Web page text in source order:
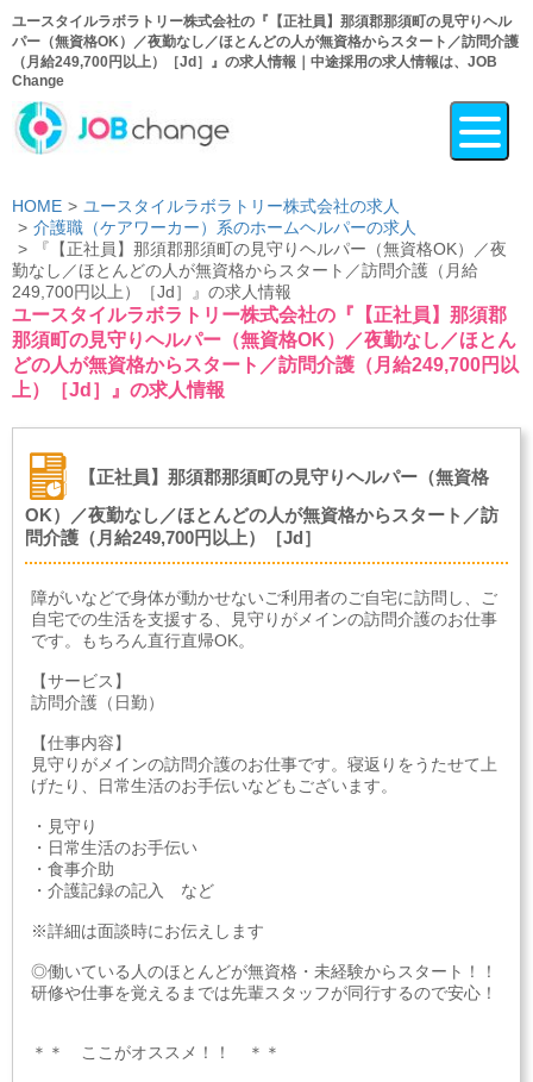
ユースタイルラボラトリー株式会社の『【正社員】那須郡那須町の見守りヘル
パー（無資格OK）／夜勤なし／ほとんどの人が無資格からスタート／訪問介護
（月給249,700円以上）［Jd］』の求人情報｜中途採用の求人情報は、JOB
Change
HOME
ユースタイルラボラトリー株式会社の求人
介護職（ケアワーカー）系のホームヘルパーの求人
『【正社員】那須郡那須町の見守りヘルパー（無資格OK）／夜
勤なし／ほとんどの人が無資格からスタート／訪問介護（月給
249,700円以上）［Jd］』の求人情報
ユースタイルラボラトリー株式会社の『【正社員】那須郡
那須町の見守りヘルパー（無資格OK）／夜勤なし／ほとん
どの人が無資格からスタート／訪問介護（月給249,700円以
上）［Jd］』の求人情報
【正社員】那須郡那須町の見守りヘルパー（無資格
OK）／夜勤なし／ほとんどの人が無資格からスタート／訪
問介護（月給249,700円以上）［Jd］
障がいなどで身体が動かせないご利用者のご自宅に訪問し、ご
自宅での生活を支援する、見守りがメインの訪問介護のお仕事
です。もちろん直行直帰OK。
【サービス】
訪問介護（日勤）
【仕事内容】
見守りがメインの訪問介護のお仕事です。寝返りをうたせて上
げたり、日常生活のお手伝いなどもございます。
・見守り
・日常生活のお手伝い
・食事介助
・介護記録の記入 など
※詳細は面談時にお伝えします
◎働いている人のほとんどが無資格・未経験からスタート！！
研修や仕事を覚えるまでは先輩スタッフが同行するので安心！
＊＊ ここがオススメ！！ ＊＊